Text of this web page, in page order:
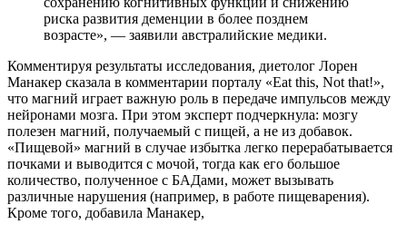
риска развития деменции в более позднем
возрасте», — заявили австралийские медики.
Комментируя результаты исследования, диетолог Лорен
Манакер сказала в комментарии порталу «Eat this, Not that!»,
что магний играет важную роль в передаче импульсов между
нейронами мозга. При этом эксперт подчеркнула: мозгу
полезен магний, получаемый с пищей, а не из добавок.
«Пищевой» магний в случае избытка легко перерабатывается
почками и выводится с мочой, тогда как его большое
количество, полученное с БАДами, может вызывать
различные нарушения (например, в работе пищеварения).
Кроме того, добавила Манакер,